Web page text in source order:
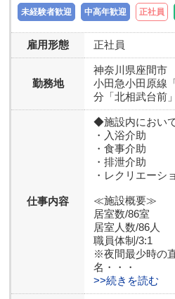
未経験者歓迎 中高年歓迎 正社員
雇用形態 正社員
勤務地
神奈川県座間市
小田急小田原線
分「北相武台前
仕事内容
◆施設内におい
・入浴介助
・食事介助
・排泄介助
・レクリエーシ
≪施設概要≫
居室数/86室
居室人数/86人
職員体制/3:1
※夜間最少時の
名・・・
>>続きを読む